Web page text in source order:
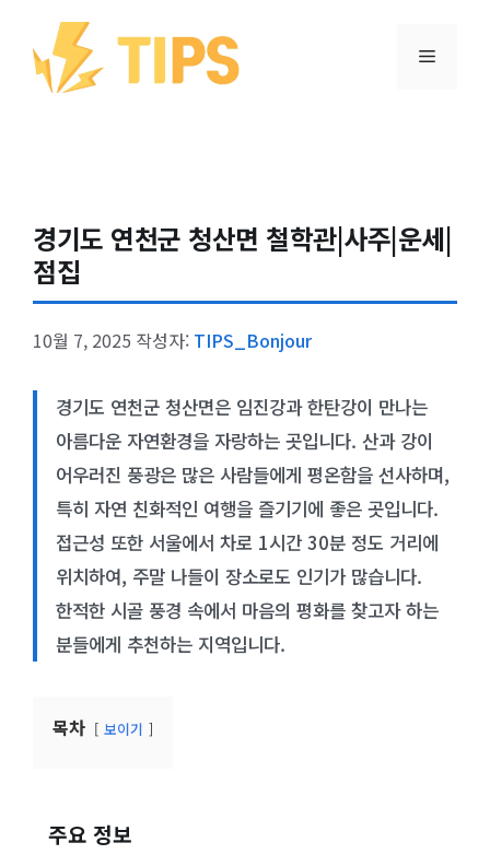
건너뛰기
메뉴
경기도 연천군 청산면 철학관|사주|운세|
점집
10월 7, 2025 작성자: TIPS_Bonjour
경기도 연천군 청산면은 임진강과 한탄강이 만나는
아름다운 자연환경을 자랑하는 곳입니다. 산과 강이
어우러진 풍광은 많은 사람들에게 평온함을 선사하며,
특히 자연 친화적인 여행을 즐기기에 좋은 곳입니다.
접근성 또한 서울에서 차로 1시간 30분 정도 거리에
위치하여, 주말 나들이 장소로도 인기가 많습니다.
한적한 시골 풍경 속에서 마음의 평화를 찾고자 하는
분들에게 추천하는 지역입니다.
목차 보이기
주요 정보